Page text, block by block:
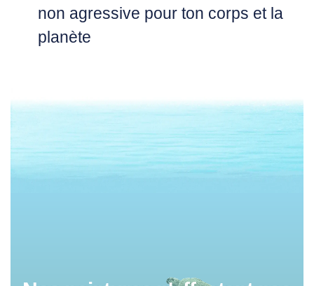
non agressive pour ton corps et la
planète